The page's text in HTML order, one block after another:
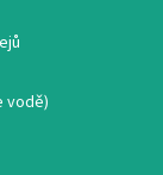
vodě)